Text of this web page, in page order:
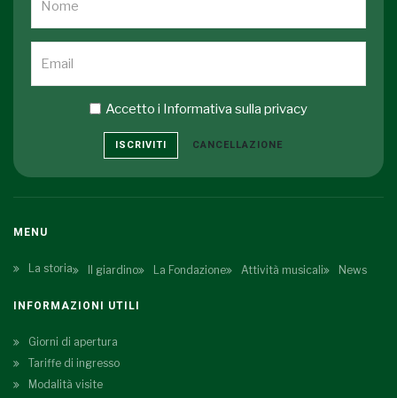
Accetto i Informativa sulla privacy
ISCRIVITI CANCELLAZIONE
MENU
La storia Il giardino La Fondazione Attività musicali News
INFORMAZIONI UTILI
Giorni di apertura
Tariffe di ingresso
Modalità visite